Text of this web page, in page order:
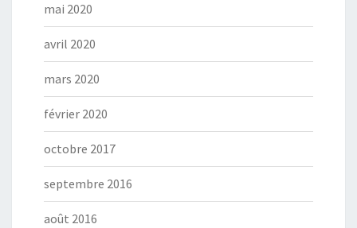
mai 2020
avril 2020
mars 2020
février 2020
octobre 2017
septembre 2016
août 2016